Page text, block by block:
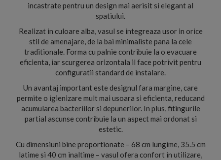
incastrate pentru un design mai aerisit si elegant al
spatiului.
Realizat in culoare alba, vasul se integreaza usor in orice
stil de amenajare, de la bai minimaliste pana la cele
traditionale. Forma cu palnie contribuie la o evacuare
eficienta, iar scurgerea orizontala il face potrivit pentru
configuratii standard de instalare.
Un avantaj important este designul fara margine, care
permite o igienizare mult mai usoara si eficienta, reducand
acumularea bacteriilor si depunerilor. In plus, fitingurile
partial ascunse contribuie la un aspect mai ordonat si
estetic.
Cu dimensiuni bine proportionate – 68 cm lungime, 35.5 cm
latime si 40 cm inaltime – vasul ofera confort in utilizare,